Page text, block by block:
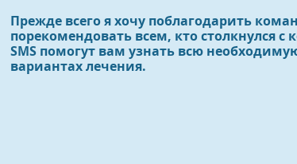
Прежде всего я хочу поблагодарить
порекомендовать всем, кто столкнулся
SMS помогут вам узнать всю
вариантах лечения.